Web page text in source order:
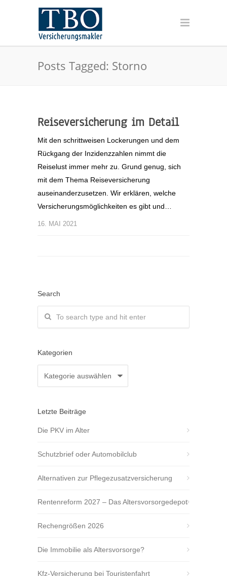
Posts Tagged: Storno
Reiseversicherung im Detail
Mit den schrittweisen Lockerungen und dem
Rückgang der Inzidenzzahlen nimmt die
Reiselust immer mehr zu. Grund genug, sich
mit dem Thema Reiseversicherung
auseinanderzusetzen. Wir erklären, welche
Versicherungsmöglichkeiten es gibt und…
16. MAI 2021
Search
Kategorien
Letzte Beiträge
Die PKV im Alter
Schutzbrief oder Automobilclub
Alternativen zur Pflegezusatzversicherung
Rentenreform 2027 – Das Altersvorsorgedepot
Rechengrößen 2026
Die Immobilie als Altersvorsorge?
Kfz-Versicherung bei Touristenfahrt